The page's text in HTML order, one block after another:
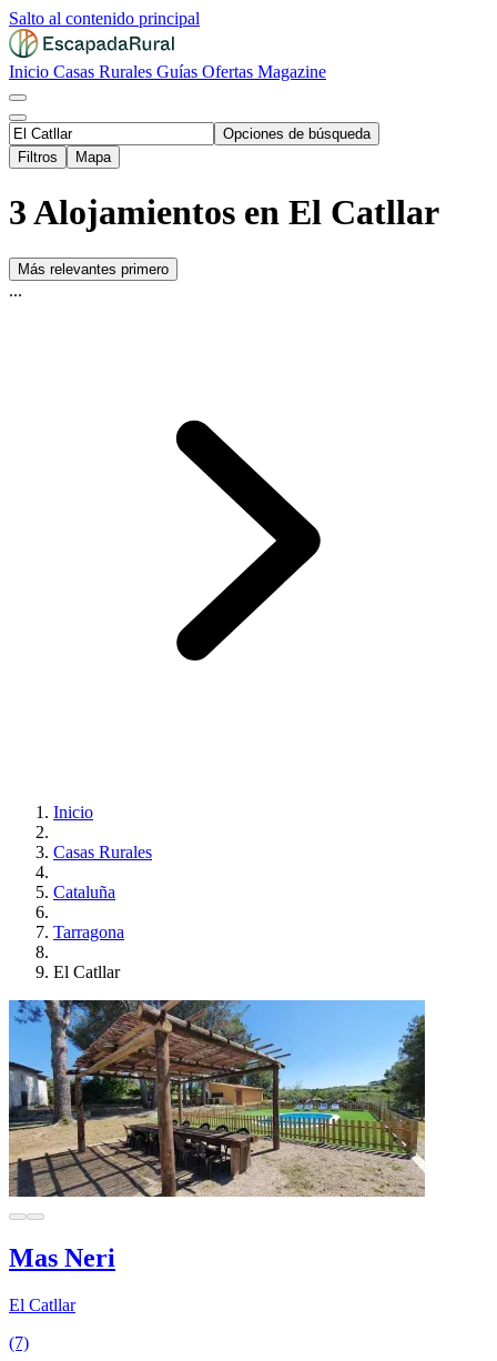
Salto al contenido principal
Inicio Casas Rurales Guías Ofertas Magazine
Opciones de búsqueda
Filtros
Mapa
3 Alojamientos en El Catllar
Más relevantes primero
...
Inicio
Casas Rurales
Cataluña
Tarragona
El Catllar
Mas Neri
El Catllar
(7)